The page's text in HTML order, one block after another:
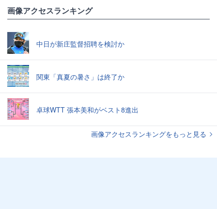
画像アクセスランキング
中日が新庄監督招聘を検討か
関東「真夏の暑さ」は終了か
卓球WTT 張本美和がベスト8進出
画像アクセスランキングをもっと見る